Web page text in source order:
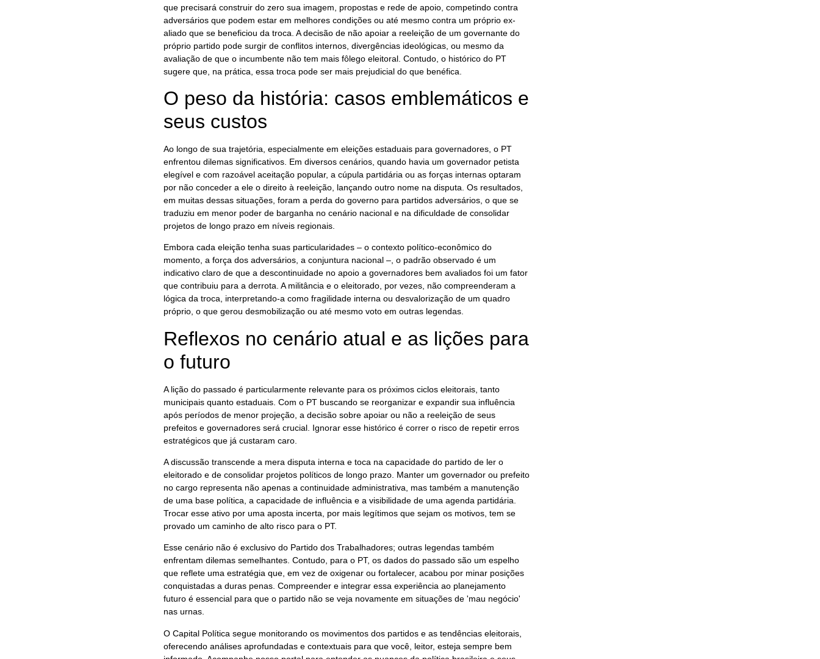
que precisará construir do zero sua imagem, propostas e rede de apoio, competindo contra
adversários que podem estar em melhores condições ou até mesmo contra um próprio ex-
aliado que se beneficiou da troca. A decisão de não apoiar a reeleição de um governante do
próprio partido pode surgir de conflitos internos, divergências ideológicas, ou mesmo da
avaliação de que o incumbente não tem mais fôlego eleitoral. Contudo, o histórico do PT
sugere que, na prática, essa troca pode ser mais prejudicial do que benéfica.
O peso da história: casos emblemáticos e
seus custos
Ao longo de sua trajetória, especialmente em eleições estaduais para governadores, o PT
enfrentou dilemas significativos. Em diversos cenários, quando havia um governador petista
elegível e com razoável aceitação popular, a cúpula partidária ou as forças internas optaram
por não conceder a ele o direito à reeleição, lançando outro nome na disputa. Os resultados,
em muitas dessas situações, foram a perda do governo para partidos adversários, o que se
traduziu em menor poder de barganha no cenário nacional e na dificuldade de consolidar
projetos de longo prazo em níveis regionais.
Embora cada eleição tenha suas particularidades – o contexto político-econômico do
momento, a força dos adversários, a conjuntura nacional –, o padrão observado é um
indicativo claro de que a descontinuidade no apoio a governadores bem avaliados foi um fator
que contribuiu para a derrota. A militância e o eleitorado, por vezes, não compreenderam a
lógica da troca, interpretando-a como fragilidade interna ou desvalorização de um quadro
próprio, o que gerou desmobilização ou até mesmo voto em outras legendas.
Reflexos no cenário atual e as lições para
o futuro
A lição do passado é particularmente relevante para os próximos ciclos eleitorais, tanto
municipais quanto estaduais. Com o PT buscando se reorganizar e expandir sua influência
após períodos de menor projeção, a decisão sobre apoiar ou não a reeleição de seus
prefeitos e governadores será crucial. Ignorar esse histórico é correr o risco de repetir erros
estratégicos que já custaram caro.
A discussão transcende a mera disputa interna e toca na capacidade do partido de ler o
eleitorado e de consolidar projetos políticos de longo prazo. Manter um governador ou prefeito
no cargo representa não apenas a continuidade administrativa, mas também a manutenção
de uma base política, a capacidade de influência e a visibilidade de uma agenda partidária.
Trocar esse ativo por uma aposta incerta, por mais legítimos que sejam os motivos, tem se
provado um caminho de alto risco para o PT.
Esse cenário não é exclusivo do Partido dos Trabalhadores; outras legendas também
enfrentam dilemas semelhantes. Contudo, para o PT, os dados do passado são um espelho
que reflete uma estratégia que, em vez de oxigenar ou fortalecer, acabou por minar posições
conquistadas a duras penas. Compreender e integrar essa experiência ao planejamento
futuro é essencial para que o partido não se veja novamente em situações de 'mau negócio'
nas urnas.
O Capital Política segue monitorando os movimentos dos partidos e as tendências eleitorais,
oferecendo análises aprofundadas e contextuais para que você, leitor, esteja sempre bem